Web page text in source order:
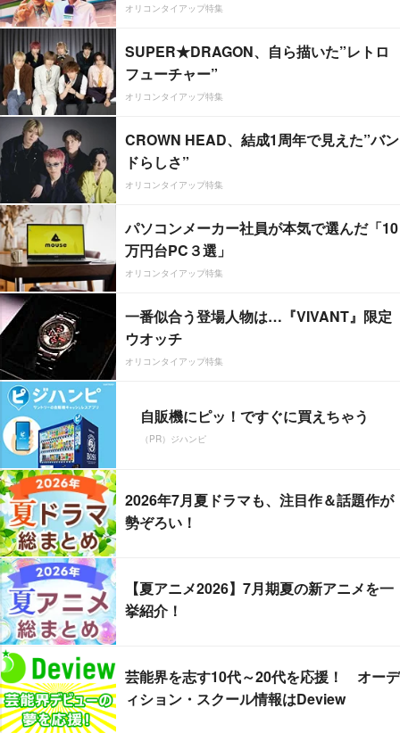
オリコンタイアップ特集
SUPER★DRAGON、自ら描いた”レトロ
フューチャー”
オリコンタイアップ特集
CROWN HEAD、結成1周年で見えた”バン
ドらしさ”
オリコンタイアップ特集
パソコンメーカー社員が本気で選んだ「10
万円台PC３選」
オリコンタイアップ特集
一番似合う登場人物は…『VIVANT』限定
ウオッチ
オリコンタイアップ特集
自販機にピッ！ですぐに買えちゃう
（PR）ジハンピ
2026年7月夏ドラマも、注目作＆話題作が
勢ぞろい！
【夏アニメ2026】7月期夏の新アニメを一
挙紹介！
芸能界を志す10代～20代を応援！ オーデ
ィション・スクール情報はDeview